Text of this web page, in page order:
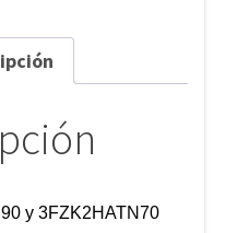
y 3FZK2HATN70